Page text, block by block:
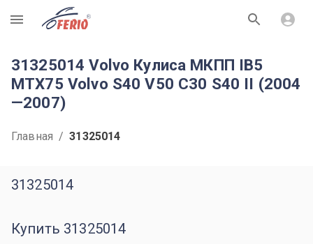
R
31325014 Volvo Кулиса МКПП IB5
MTX75 Volvo S40 V50 C30 S40 II (2004
—2007)
Главная / 31325014
31325014
Купить 31325014